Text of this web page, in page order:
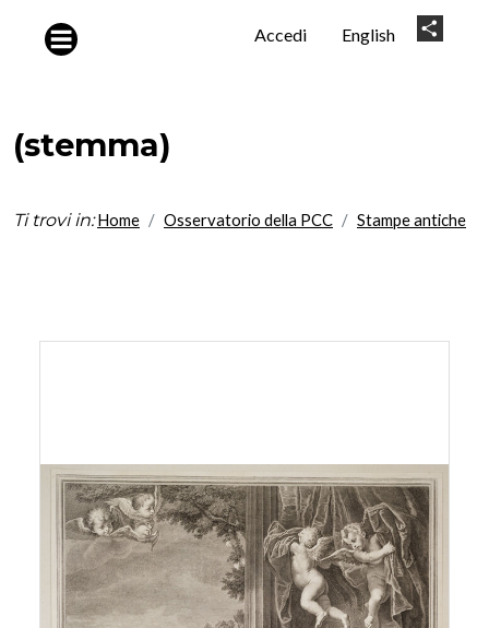
User
Accedi English
(stemma)
Ti trovi in: Home Osservatorio della PCC Stampe antiche